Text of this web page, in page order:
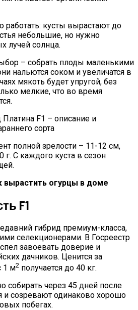
работать: кусты вырастают до
небольшие, но нужно
лучей солнца.
– собрать плоды маленькими
нальются соком и увеличатся в
мякоть будет упругой, без
мелкие, что во время
Платина F1 – описание и
сорта
полной зрелости – 11-12 см,
С каждого куста в сезон
вырастить огурцы в доме
F1
гибрид премиум-класса,
селекционерами. В Госреестр
завоевать доверие и
дачников. Ценится за
1 м2 получается до 40 кг.
через 45 дней после
и созревают одинаково хорошо
побегах.